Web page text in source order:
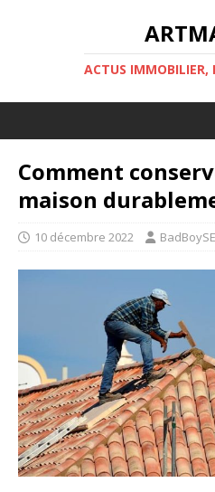
ACTUS IMMOBILIER,
Comment
maison
10 décembre 2022